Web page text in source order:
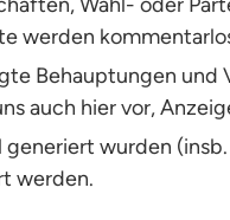
werden
Behauptungen
auch hier vor,
wurden
werden.